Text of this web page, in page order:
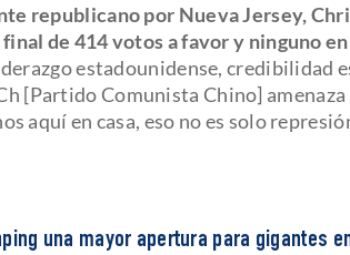
republicano por Nueva Jersey,
de 414 votos a favor y ninguno
estadounidense, credibilidad
[Partido Comunista Chino] amenaza
aquí en casa, eso no es solo
una mayor apertura para gigantes